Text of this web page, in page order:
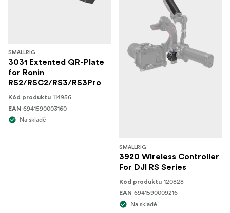
SMALLRIG
3031 Extented QR-Plate
for Ronin
RS2/RSC2/RS3/RS3Pro
Kód produktu 114956
EAN 6941590003160
Na skladě
SMALLRIG
3920 Wireless Controller
For DJI RS Series
Kód produktu 120828
EAN 6941590009216
Na skladě